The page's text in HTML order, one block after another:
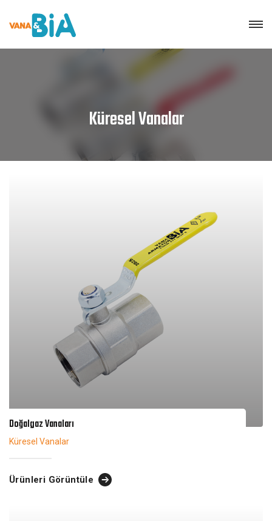
Küresel Vanalar
Doğalgaz Vanaları
Küresel Vanalar
Ürünleri Görüntüle